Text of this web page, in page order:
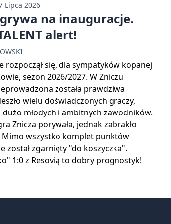
Lipca 2026
na inauguracje.
alert!
rozpoczął się, dla sympatyków kopanej
sezon 2026/2027. W Zniczu
została prawdziwa
wielu doświadczonych graczy,
dużo młodych i ambitnych zawodników.
Znicza porywała, jednak zabrakło
Mimo wszystko komplet punktów
został zgarnięty "do koszyczka".
1:0 z Resovią to dobry prognostyk!